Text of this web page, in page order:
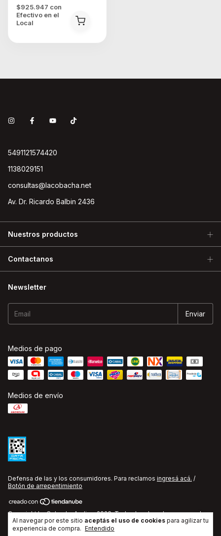
Al navegar por este sitio aceptás el uso de cookies para agilizar tu
experiencia de compra. Entendido
$925.947 con
Efectivo en el
Local
5491121574420
1138029151
consultas@lacobacha.net
Av. Dr. Ricardo Balbin 2436
Nuestros productos
Contactanos
Newsletter
Medios de pago
Medios de envío
Defensa de las y los consumidores. Para reclamos ingresá acá. /
Botón de arrepentimiento
Copyright La Cobacha Audio - 2026. Todos los derechos reservados.